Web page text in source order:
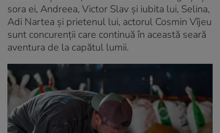
sora ei, Andreea, Victor Slav și iubita lui, Selina,
Adi Nartea și prietenul lui, actorul Cosmin Vîjeu
sunt concurenții care continuă în această seară
aventura de la capătul lumii.